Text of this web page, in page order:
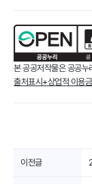
본 공공저작물은 공공누
출처표시+상업적 이용
이전글